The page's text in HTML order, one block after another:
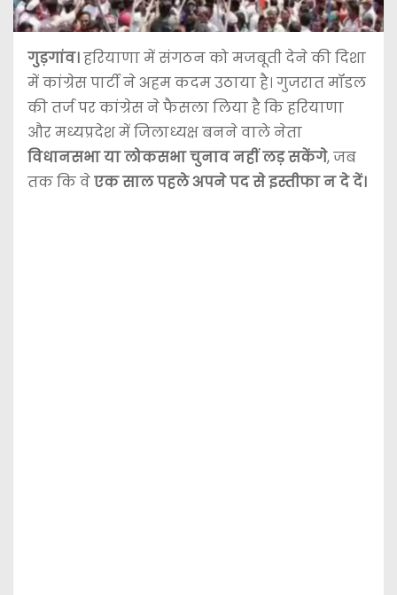
गुड़गांव।हरियाणा में संगठन को मजबूती देने की दिशा
में कांग्रेस पार्टी ने अहम कदम उठाया है। गुजरात मॉडल
की तर्ज पर कांग्रेस ने फैसला लिया है कि हरियाणा
और मध्यप्रदेश में जिलाध्यक्ष बनने वाले नेता
विधानसभा या लोकसभा चुनाव नहीं लड़ सकेंगे, जब
तक कि वेएक साल पहले अपने पद से इस्तीफा न दे दें।